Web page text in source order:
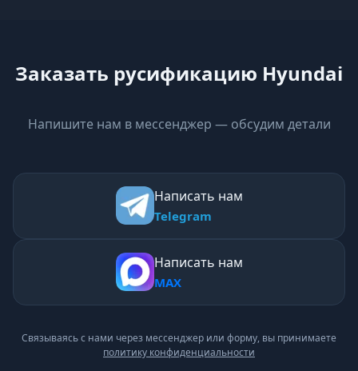
Заказать русификацию Hyundai
Напишите нам в мессенджер — обсудим детали
Написать нам
Telegram
Написать нам
MAX
Связываясь с нами через мессенджер или форму, вы принимаете
политику конфиденциальности